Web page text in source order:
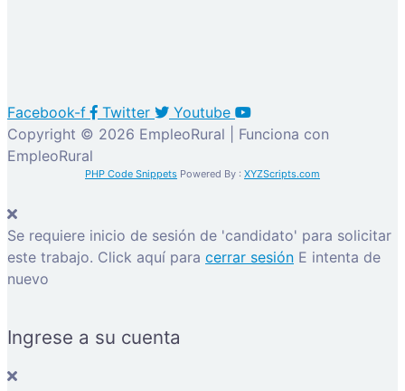
Facebook-f Twitter
Youtube
Copyright © 2026 EmpleoRural | Funciona con
EmpleoRural
PHP Code Snippets Powered By : XYZScripts.com
Se requiere inicio de sesión de 'candidato' para solicitar
este trabajo. Click aquí para cerrar sesión E intenta de
nuevo
Ingrese a su cuenta